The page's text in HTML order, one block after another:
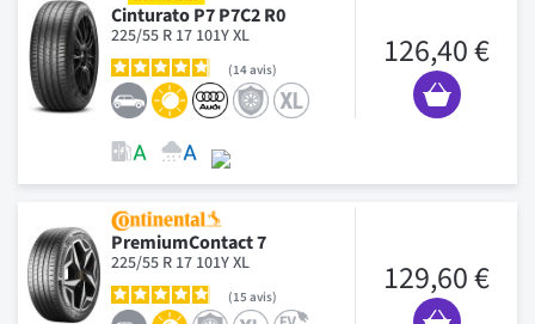
Cinturato P7 P7C2 R0
225/55 R 17 101Y XL
14avis 126,40 €
PremiumContact 7
225/55 R 17 101Y XL
15 avis 129,60 €